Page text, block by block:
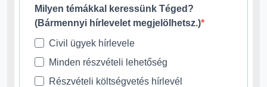
Milyen témákkal keressünk Téged?
(Bármennyi hírlevelet megjelölhetsz.)
Civil ügyek hírlevele
Minden részvételi lehetőség
Részvételi költségvetés hírlevél